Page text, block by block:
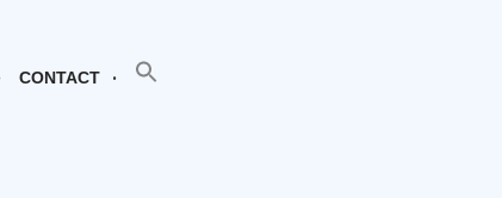
CONTACT
Search
for: